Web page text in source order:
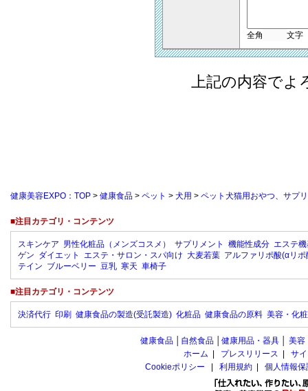
全角 文字
上記の内容でよ
健康美容EXPO：TOP > 健康食品 > ペット > 犬用 > ペット犬猫用おやつ、サプ
■注目カテゴリ・コンテンツ
スキンケア 男性化粧品（メンズコスメ） サプリメント 機能性成分 エステ
ゲン ダイエット エステ・サロン・スパ向け 大麦若葉 アルファリポ酸(αリポ
テイン ブルーベリー 豆乳 寒天 車椅子
■注目カテゴリ・コンテンツ
決済代行 印刷 健康食品の製造(受託製造) 化粧品 健康食品の原料 美容・化
健康食品 自然食品 健康用品・器具 美容
ホーム
プレスリリース
サ
Cookieポリシー
利用規約 個人情報